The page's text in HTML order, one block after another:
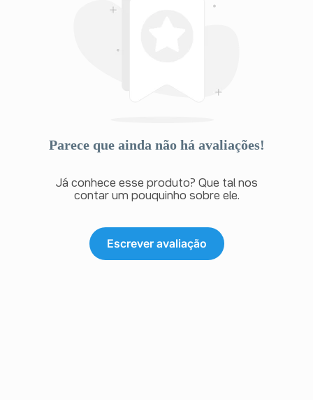
Parece que ainda não há avaliações!
Já conhece esse produto? Que tal nos
contar um pouquinho sobre ele.
Escrever avaliação